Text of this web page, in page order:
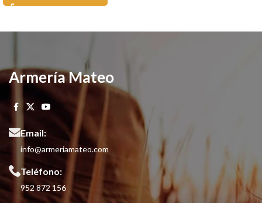
Armería Mateo
Email:
info@armeriamateo.com
Teléfono:
952 872 156